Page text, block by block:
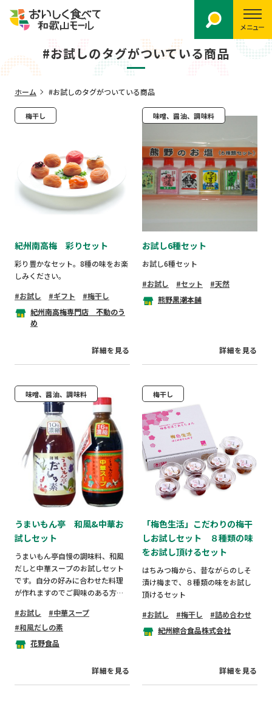
メニュー
#お試しのタグがついている商品
ホーム #お試しのタグがついている商品
梅干し
紀州南高梅 彩りセット
彩り豊かなセット。8種の味をお楽
しみください。
お試し
ギフト
梅干し
紀州南高梅専門店 不動のう
め
詳細を見る
味噌、醤油、調味料
お試し6種セット
お試し6種セット
お試し
セット
天然
熊野黒潮本舗
詳細を見る
味噌、醤油、調味料
うまいもん亭 和風&中華お
試しセット
うまいもん亭自慢の調味料、和風
だしと中華スープのお試しセット
です。自分の好みに合わせた料理
が作れますのでご興味のある方は
お試し
中華スープ
和風だしの素
花野食品
詳細を見る
梅干し
「梅色生活」こだわりの梅干
しお試しセット ８種類の味
をお試し頂けるセット
はちみつ梅から、昔ながらのしそ
漬け梅まで、８種類の味をお試し
頂けるセット
お試し
梅干し
詰め合わせ
紀州綜合食品株式会社
詳細を見る